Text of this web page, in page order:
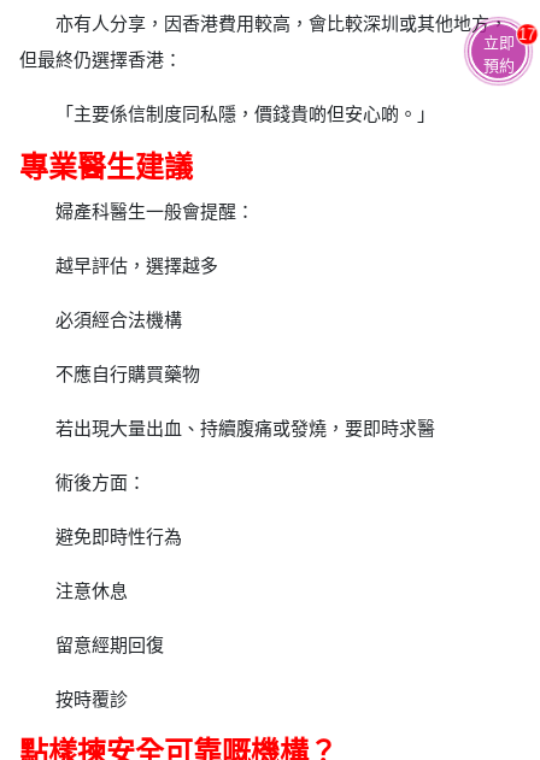
亦有人分享，因香港費用較高，會比較深圳或其他地方，
但最終仍選擇香港：
「主要係信制度同私隱，價錢貴啲但安心啲。」
專業醫生建議
婦產科醫生一般會提醒：
越早評估，選擇越多
必須經合法機構
不應自行購買藥物
若出現大量出血、持續腹痛或發燒，要即時求醫
術後方面：
避免即時性行為
注意休息
留意經期回復
按時覆診
點樣揀安全可靠嘅機構？
立即
預約
17